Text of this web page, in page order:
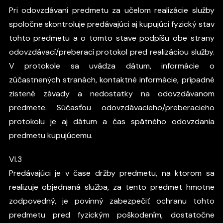
Pri odovzdávaní predmetu za učelom realizácie služby
spoločne skontroluje predávajúci aj kupujúci fyzický stav
tohto predmetu a o tomto stave podpíšu obe strany
odovzdávací/preberací protokol pred realizáciou služby.
V protokole sa uvádza dátum, informácie o
zúčastnených stranách, kontaktné informácie, prípadné
zistené závady a nedostatky na odovzdávanom
predmete. Súčasťou odovzdávacieho/preberacieho
protokolu je aj dátum a čas spätného odovzdania
predmetu kupujúcemu.
VI.3
Predávajúci je v čase držby predmetu, na ktorom sa
realizuje objednaná služba, za tento predmet hmotne
zodpovedný, je povinný zabezpečiť ochranu tohto
predmetu pred fyzickým poškodením, dostatočne